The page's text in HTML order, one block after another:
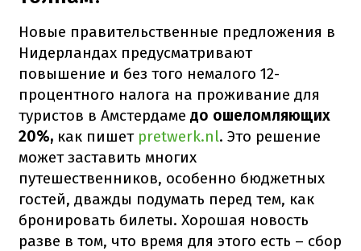
Новые правительственные предложения в
Нидерландах предусматривают
повышение и без того немалого 12-
процентного налога на проживание для
туристов в Амстердаме до ошеломляющих
20%, как пишет pretwerk.nl. Это решение
может заставить многих
путешественников, особенно бюджетных
гостей, дважды подумать перед тем, как
бронировать билеты. Хорошая новость
разве в том, что время для этого есть – сбор